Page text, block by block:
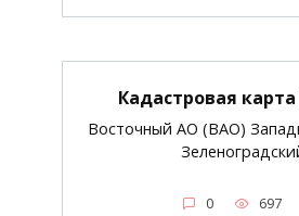
Кадастровая
Восточный АО (ВАО)
0 697